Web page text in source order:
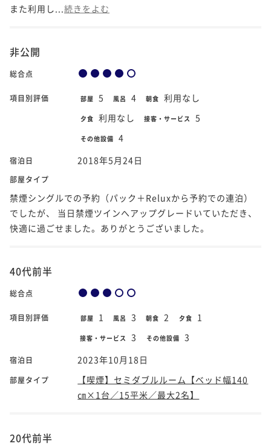
また利用し... 続きをよむ
非公開
総合点
項目別評価 部屋 5 風呂 4 朝食 利用なし
夕食 利用なし 接客・サービス 5
その他設備 4
宿泊日 2018年5月24日
部屋タイプ
禁煙シングルでの予約（パック＋Reluxから予約での連泊）
でしたが、 当日禁煙ツインへアップグレードいていただき、
快適に過ごせました。ありがとうございました。
40代前半
総合点
項目別評価 部屋 1 風呂 3 朝食 2 夕食 1
接客・サービス 3 その他設備 3
宿泊日 2023年10月18日
部屋タイプ
【喫煙】セミダブルルーム【ベッド幅140
㎝×1台／15平米／最大2名】
20代前半